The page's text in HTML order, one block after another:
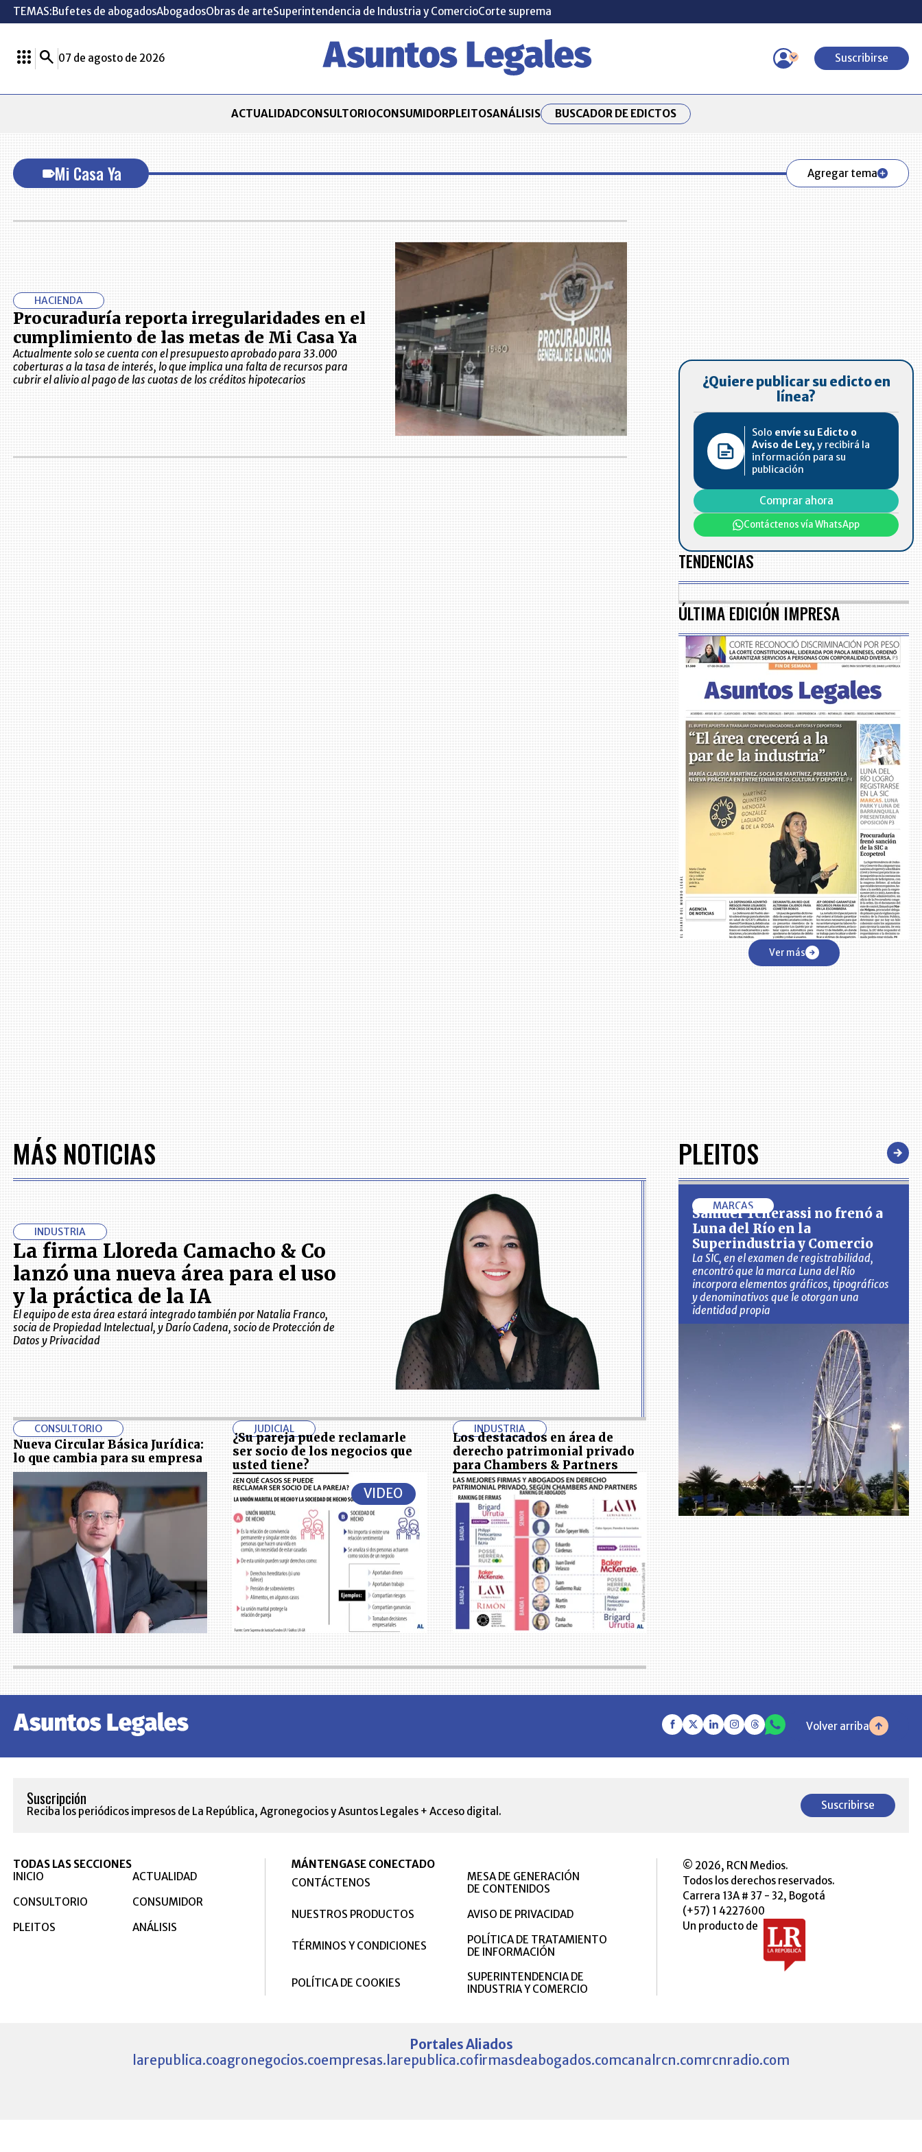
TEMAS:Bufetes de abogadosAbogadosObras de arteSuperintendencia de Industria y ComercioCorte suprema
07 de agosto de 2026 Suscribirse
ACTUALIDADCONSULTORIOCONSUMIDORPLEITOSANÁLISIS BUSCADOR DE EDICTOS
Mi Casa Ya Agregar tema
HACIENDA
Procuraduría reporta irregularidades en el
cumplimiento de las metas de Mi Casa Ya
Actualmente solo se cuenta con el presupuesto aprobado para 33.000
coberturas a la tasa de interés, lo que implica una falta de recursos para
cubrir el alivio al pago de las cuotas de los créditos hipotecarios
¿Quiere publicar su edicto en
línea?
Solo envíe su Edicto o
Aviso de Ley, y recibirá la
información para su
publicación
Comprar ahora
Contáctenos vía WhatsApp
TENDENCIAS
ÚLTIMA EDICIÓN IMPRESA
Ver más
MÁS NOTICIAS
INDUSTRIA
La firma Lloreda Camacho & Co
lanzó una nueva área para el uso
y la práctica de la IA
El equipo de esta área estará integrado también por Natalia Franco,
socia de Propiedad Intelectual, y Darío Cadena, socio de Protección de
Datos y Privacidad
CONSULTORIO
Nueva Circular Básica Jurídica:
lo que cambia para su empresa
JUDICIAL
¿Su pareja puede reclamarle
ser socio de los negocios que
usted tiene?
VIDEO
INDUSTRIA
Los destacados en área de
derecho patrimonial privado
para Chambers & Partners
PLEITOS
MARCAS
Samuel Tcherassi no frenó a
Luna del Río en la
Superindustria y Comercio
La SIC, en el examen de registrabilidad,
encontró que la marca Luna del Río
incorpora elementos gráficos, tipográficos
y denominativos que le otorgan una
identidad propia
Volver arriba
Suscripción
Reciba los periódicos impresos de La República, Agronegocios y Asuntos Legales + Acceso digital. Suscribirse
TODAS LAS SECCIONES
INICIO
ACTUALIDAD
CONSULTORIO
CONSUMIDOR
PLEITOS
ANÁLISIS
MÁNTENGASE CONECTADO
CONTÁCTENOS
MESA DE GENERACIÓN
DE CONTENIDOS
NUESTROS PRODUCTOS
AVISO DE PRIVACIDAD
TÉRMINOS Y CONDICIONES
POLÍTICA DE TRATAMIENTO
DE INFORMACIÓN
POLÍTICA DE COOKIES
SUPERINTENDENCIA DE
INDUSTRIA Y COMERCIO
© 2026, RCN Medios.
Todos los derechos reservados.
Carrera 13A # 37 - 32, Bogotá
(+57) 1 4227600
Un producto de
Portales Aliados
larepublica.coagronegocios.coempresas.larepublica.cofirmasdeabogados.comcanalrcn.comrcnradio.com